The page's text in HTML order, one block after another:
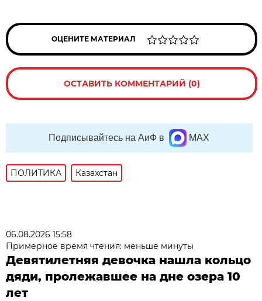
ОЦЕНИТЕ МАТЕРИАЛ
ОСТАВИТЬ КОММЕНТАРИЙ (0)
Подписывайтесь на АиФ в MAX
ПОЛИТИКА Казахстан
06.08.2026 15:58
Примерное время чтения: меньше минуты
Девятилетняя девочка нашла кольцо
дяди, пролежавшее на дне озера 10
лет